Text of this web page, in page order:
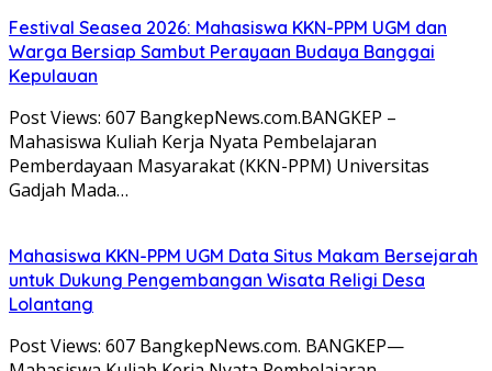
Festival Seasea 2026: Mahasiswa KKN-PPM UGM dan
Warga Bersiap Sambut Perayaan Budaya Banggai
Kepulauan
Post Views: 607 BangkepNews.com.BANGKEP –
Mahasiswa Kuliah Kerja Nyata Pembelajaran
Pemberdayaan Masyarakat (KKN-PPM) Universitas
Gadjah Mada…
Mahasiswa KKN-PPM UGM Data Situs Makam Bersejarah
untuk Dukung Pengembangan Wisata Religi Desa
Lolantang
Post Views: 607 BangkepNews.com. BANGKEP—